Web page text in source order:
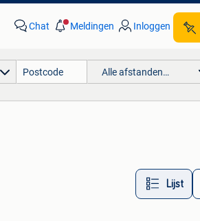
Chat Meldingen Inloggen
Alle afstanden…
Lijst